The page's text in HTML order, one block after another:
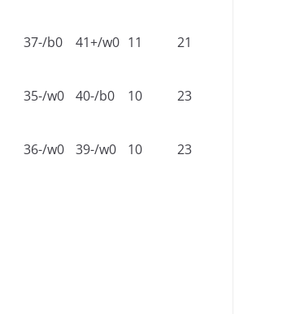
37-/b0 41+/w0 11 21
35-/w0 40-/b0 10 23
36-/w0 39-/w0 10 23